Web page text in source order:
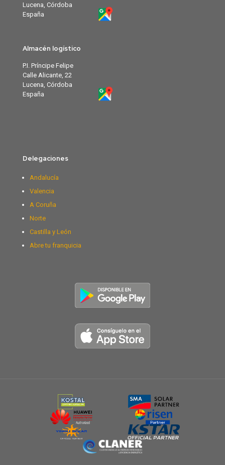
Lucena, Córdoba
España
Almacén logístico
P.I. Príncipe Felipe
Calle Alicante, 22
Lucena, Córdoba
España
Delegaciones
Andalucía
Valencia
A Coruña
Norte
Castilla y León
Abre tu franquicia